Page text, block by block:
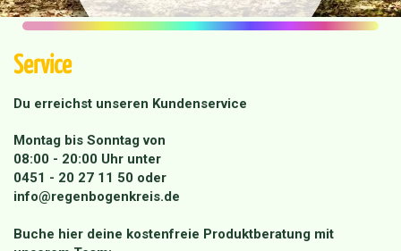
Service
Du erreichst unseren Kundenservice
Montag bis Sonntag von
08:00 - 20:00 Uhr unter
0451 - 20 27 11 50 oder
info@regenbogenkreis.de
Buche hier deine kostenfreie Produktberatung mit